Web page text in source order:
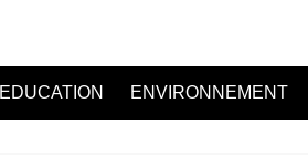
EDUCATION ENVIRONNEMENT